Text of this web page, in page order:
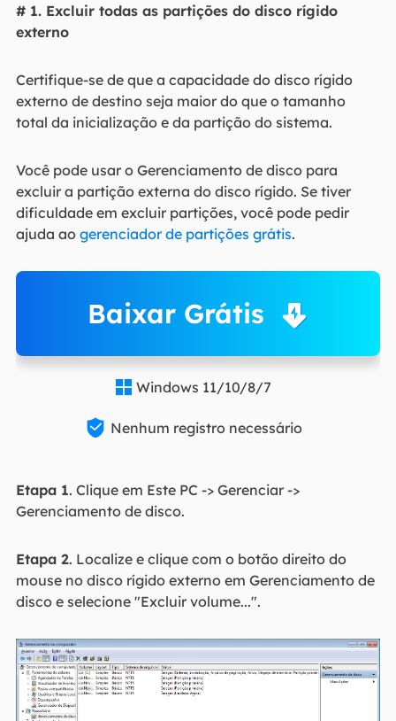
# 1. Excluir todas as partições do disco rígido
externo
Certifique-se de que a capacidade do disco rígido
externo de destino seja maior do que o tamanho
total da inicialização e da partição do sistema.
Você pode usar o Gerenciamento de disco para
excluir a partição externa do disco rígido. Se tiver
dificuldade em excluir partições, você pode pedir
ajuda ao gerenciador de partições grátis.
Baixar Grátis
 Windows 11/10/8/7
 Nenhum registro necessário
Etapa 1. Clique em Este PC -> Gerenciar ->
Gerenciamento de disco.
Etapa 2. Localize e clique com o botão direito do
mouse no disco rígido externo em Gerenciamento de
disco e selecione "Excluir volume...".